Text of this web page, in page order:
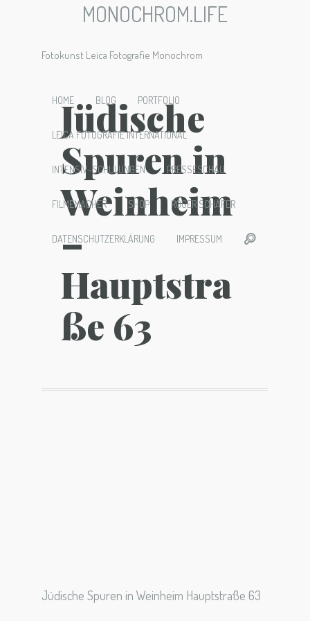
MONOCHROM.LIFE
Fotokunst Leica Fotografie Monochrom
HOME BLOG PORTFOLIO
LEICA FOTOGRAFIE INTERNATIONAL
INTENSIV-SCHULUNGEN PRESSESCHAU
FILMEMACHER SHOP ROGER SCHÄFER
DATENSCHUTZERKLÄRUNG IMPRESSUM
Jüdische
Spuren in
Weinheim
–
Hauptstra
ße 63
Jüdische Spuren in Weinheim Hauptstraße 63